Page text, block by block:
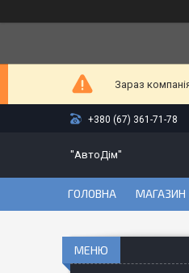
Зараз
+380 (67) 361-71-78
"АвтоДім"
ГОЛОВНА МАГАЗИН